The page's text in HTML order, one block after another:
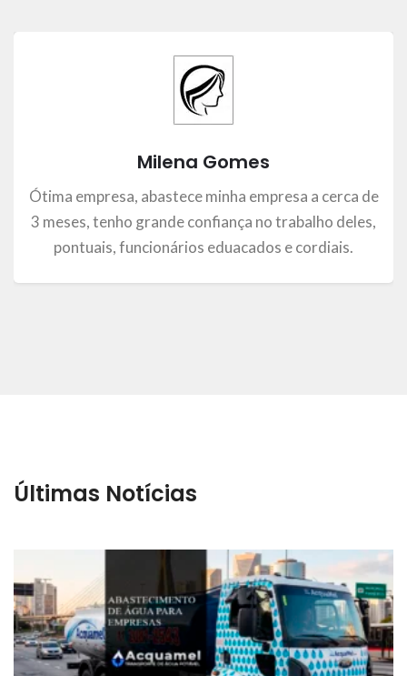
Milena Gomes
Ótima empresa, abastece minha empresa a cerca de
3 meses, tenho grande confiança no trabalho deles,
pontuais, funcionários eduacados e cordiais.
Últimas Notícias